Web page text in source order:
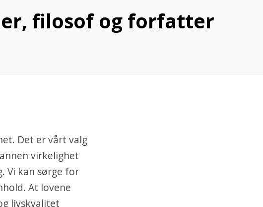
filosof og forfatter
Det er vårt valg
virkelighet
Vi kan sørge for
At lovene
livskvalitet